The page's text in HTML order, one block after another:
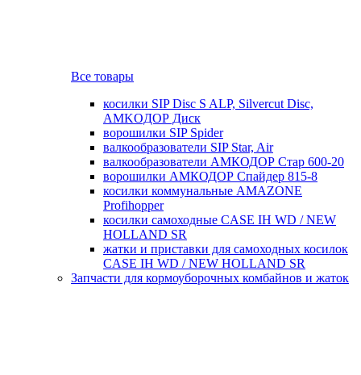
Все товары
косилки SIP Disc S ALP, Silvercut Disc,
AMKOДОР Диск
ворошилки SIP Spider
валкообразователи SIP Star, Air
валкообразователи АМКОДОР Стар 600-20
ворошилки АМКОДОР Спайдер 815-8
косилки коммунальные AMAZONE
Profihopper
косилки самоходные CASE IH WD / NEW
HOLLAND SR
жатки и приставки для самоходных косилок
CASE IH WD / NEW HOLLAND SR
Запчасти для кормоуборочных комбайнов и жаток